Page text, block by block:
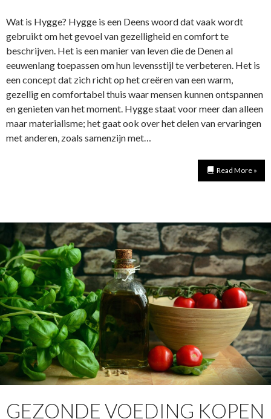
Wat is Hygge? Hygge is een Deens woord dat vaak wordt
gebruikt om het gevoel van gezelligheid en comfort te
beschrijven. Het is een manier van leven die de Denen al
eeuwenlang toepassen om hun levensstijl te verbeteren. Het is
een concept dat zich richt op het creëren van een warm,
gezellig en comfortabel thuis waar mensen kunnen ontspannen
en genieten van het moment. Hygge staat voor meer dan alleen
maar materialisme; het gaat ook over het delen van ervaringen
met anderen, zoals samenzijn met…
Read More »
GEZONDE VOEDING KOPEN